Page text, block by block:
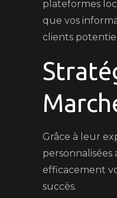
plateformes
que vos
clients
Grâce à leur
efficacement
succès.